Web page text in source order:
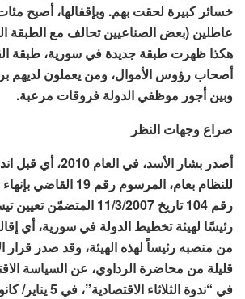
خسائر كبيرة لحقت بهم. وبإقفالها، أصبح
عاطلين (بعض الصناعيين تحالف مع الطبقة
هكذا ظهرت طبقة جديدة في سورية، طبقة
أصحاب رؤوس الأموال، ومن يعملون لديهم
وبين أجور موظفي الدولة فروقات مرعبة.
صراع وجهات النظر
أصدر بشار الأسد، في
للنظام بعام، المرسوم رقم
رقم 104 تاريخ 11/3/2007
رئيسًا لهيئة تخطيط الدولة في سورية، أي
من منصبه رئيساً لهذه الهيئة، وقد صدر قرار
قليلة من محاضرة الرداوي، عن السياسة